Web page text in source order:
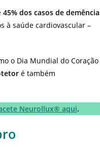
45% dos casos de demência
à saúde cardiovascular –
o Dia Mundial do Coração
é também
Neurollux® aqui.